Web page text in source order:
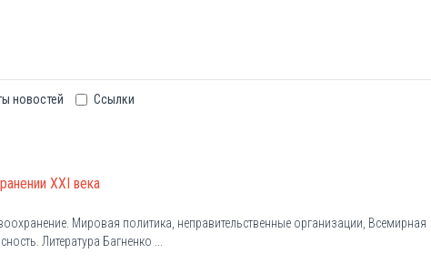
новостей Ссылки
XXI века
Мировая политика, неправительственные организации, Всемирная
Литература Багненко ...